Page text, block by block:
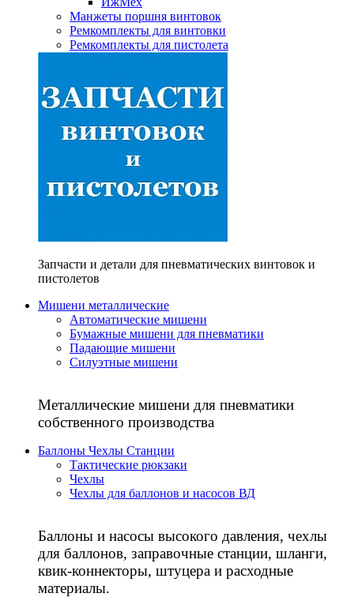
Манжеты поршня винтовок
Ремкомплекты для винтовки
Ремкомплекты для пистолета
Запчасти и детали для пневматических винтовок и
пистолетов
Мишени металлические
Автоматические мишени
Бумажные мишени для пневматики
Падающие мишени
Силуэтные мишени
Металлические мишени для пневматики
собственного производства
Баллоны Чехлы Станции
Тактические рюкзаки
Чехлы
Чехлы для баллонов и насосов ВД
Баллоны и насосы высокого давления, чехлы
для баллонов, заправочные станции, шланги,
квик-коннекторы, штуцера и расходные
материалы.